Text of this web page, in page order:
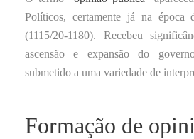
Políticos, certamente já na época
(1115/20-1180). Recebeu
ascensão e expansão do
submetido a uma variedade de
Formação de